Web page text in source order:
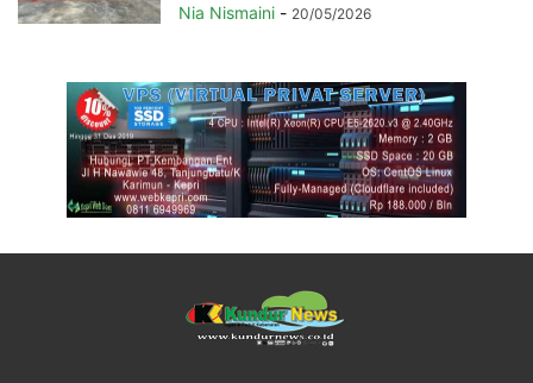
Nia Nismaini - 20/05/2026